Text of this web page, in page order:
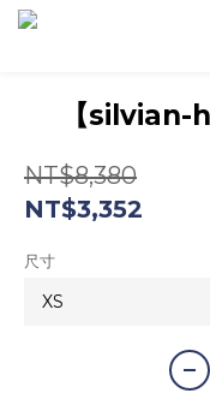
【silvian-
NT$8,380
NT$3,352
尺寸